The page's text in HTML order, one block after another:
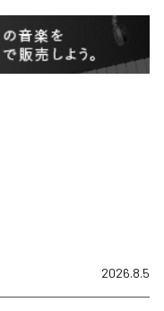
2026.8.5